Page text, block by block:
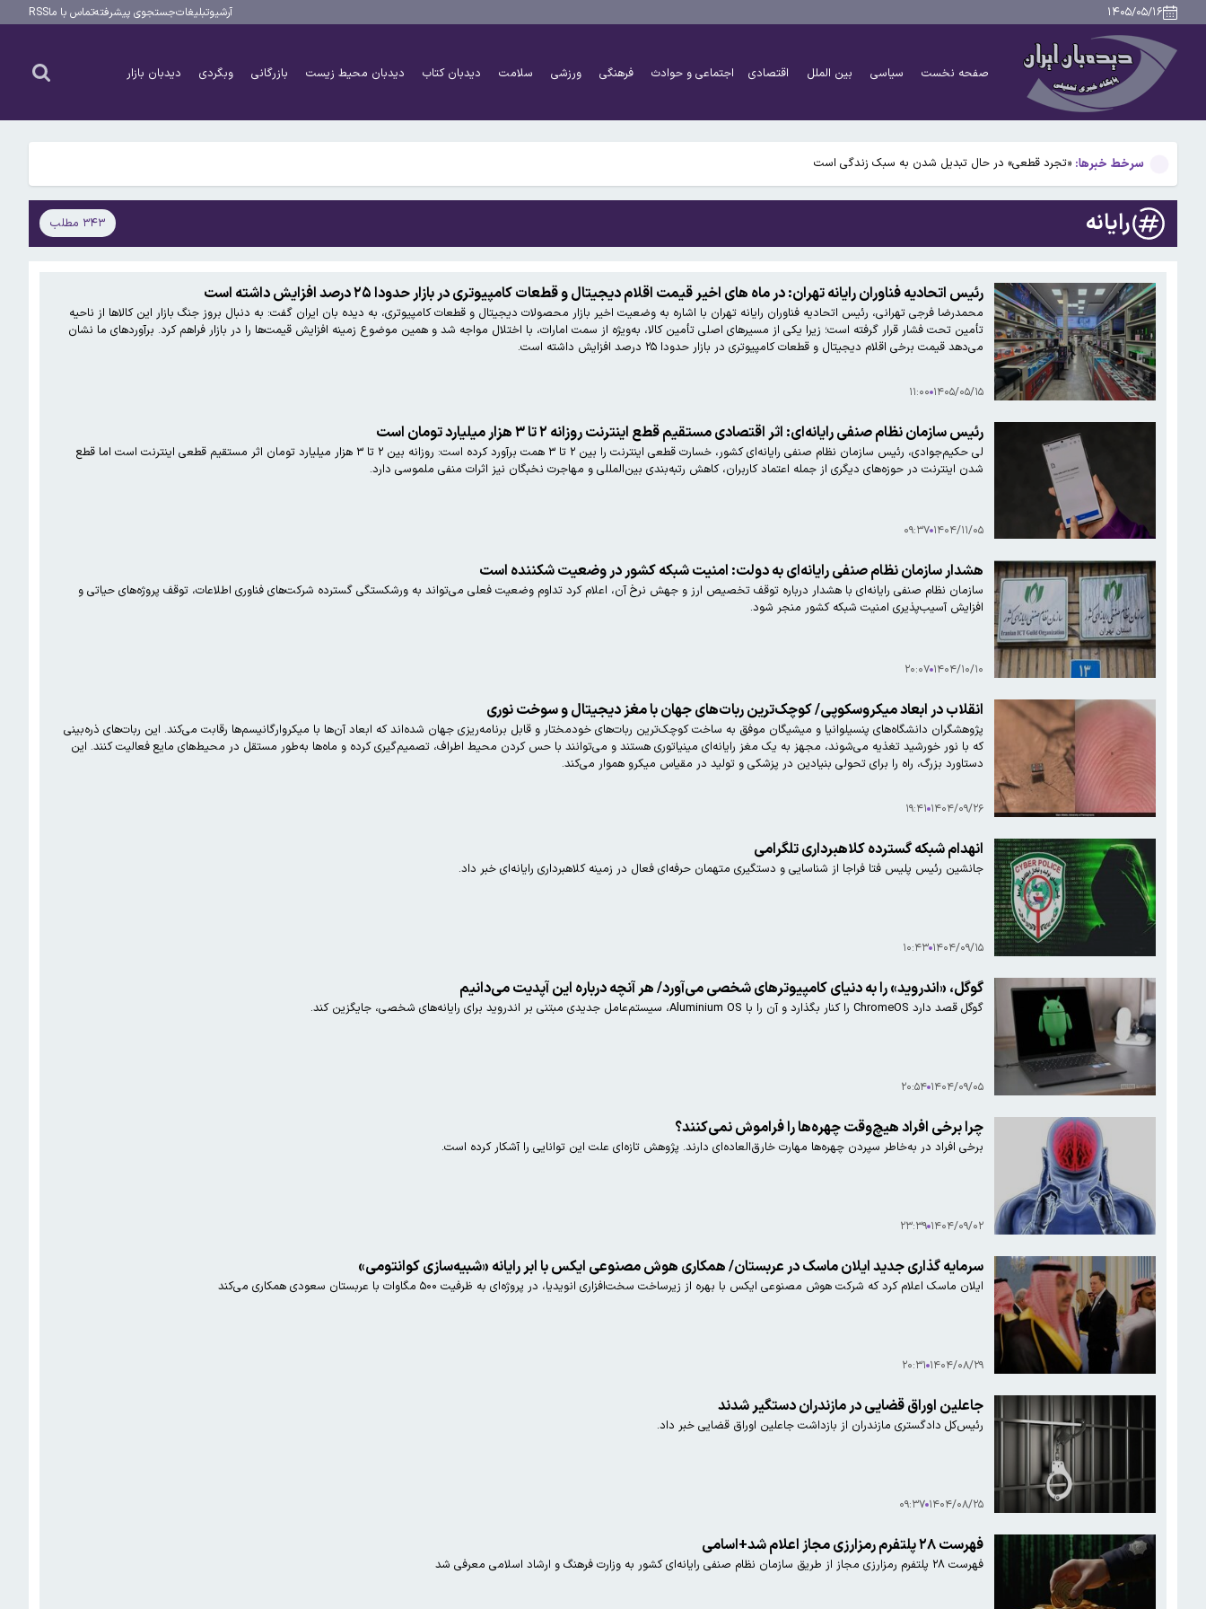
۱۴۰۵/۰۵/۱۶ آرشیوتبلیغاتجستجوی پیشرفتهتماس با ماRSS
صفحه نخست سیاسی بین الملل اقتصادی اجتماعی و حوادث فرهنگی ورزشی سلامت دیدبان کتاب دیدبان محیط زیست بازرگانی وبگردی دیدبان بازار
سرخط خبرها:
«توافقنامه دفاعی مکه» رسما امضا شد
اردوغان در جده و شهباز شریف در مکه/ «توافقنامه دفاعی مکه» رسما امضا شد
محسن رضایی درباره تنگه هرمز؛ ما هرگز اجازه باز شدن یک کریدور دوم در تنگه هرمز را نخواهیم داد
«تجرد قطعی» در حال تبدیل شدن به سبک زندگی است
قشقاوی:چارچوب کلی مذاکرات ایران و عمان بر سر تنگه هرمز تقریبا به توافق رسیده است
اردوغان در جده و شهباز شریف در مکه/ «توافقنامه دفاعی مکه» رسما امضا شد
محسن رضایی درباره تنگه هرمز؛ ما هرگز اجازه باز شدن یک کریدور دوم در تنگه هرمز را نخواهیم داد
رایانه ۳۴۳ مطلب
رئیس اتحادیه فناوران رایانه تهران: در ماه های اخیر قیمت اقلام دیجیتال و قطعات کامپیوتری در بازار حدودا ۲۵ درصد افزایش داشته است
محمدرضا فرجی تهرانی، رئیس اتحادیه فناوران رایانه تهران با اشاره به وضعیت اخیر بازار محصولات دیجیتال و قطعات کامپیوتری، به دیده بان ایران گفت: به دنبال بروز جنگ بازار این کالاها از ناحیه
تأمین تحت فشار قرار گرفته است؛ زیرا یکی از مسیرهای اصلی تأمین کالا، به‌ویژه از سمت امارات، با اختلال مواجه شد و همین موضوع زمینه افزایش قیمت‌ها را در بازار فراهم کرد. برآوردهای ما نشان
می‌دهد قیمت برخی اقلام دیجیتال و قطعات کامپیوتری در بازار حدودا ۲۵ درصد افزایش داشته است.
۱۴۰۵/۰۵/۱۵ ۱۱:۰۰
رئیس سازمان نظام صنفی رایانه‌ای: اثر اقتصادی مستقیم قطع اینترنت روزانه ۲ تا ۳ هزار میلیارد تومان است
لی حکیم‌جوادی، رئیس سازمان نظام صنفی رایانه‌ای کشور، خسارت قطعی اینترنت را بین ۲ تا ۳ همت برآورد کرده است: روزانه بین ۲ تا ۳ هزار میلیارد تومان اثر مستقیم قطعی اینترنت است اما قطع
شدن اینترنت در حوزه‌های دیگری از جمله اعتماد کاربران، کاهش رتبه‌بندی بین‌المللی و مهاجرت نخبگان نیز اثرات منفی ملموسی دارد.
۱۴۰۴/۱۱/۰۵ ۰۹:۳۷
هشدار سازمان نظام صنفی رایانه‌ای به دولت: امنیت شبکه کشور در وضعیت شکننده است
سازمان نظام صنفی رایانه‌ای با هشدار درباره توقف تخصیص ارز و جهش نرخ آن، اعلام کرد تداوم وضعیت فعلی می‌تواند به ورشکستگی گسترده شرکت‌های فناوری اطلاعات، توقف پروژه‌های حیاتی و
افزایش آسیب‌پذیری امنیت شبکه کشور منجر شود.
۱۴۰۴/۱۰/۱۰ ۲۰:۰۷
انقلاب در ابعاد میکروسکوپی/ کوچک‌ترین ربات‌های جهان با مغز دیجیتال و سوخت نوری
پژوهشگران دانشگاه‌های پنسیلوانیا و میشیگان موفق به ساخت کوچک‌ترین ربات‌های خودمختار و قابل برنامه‌ریزی جهان شده‌اند که ابعاد آن‌ها با میکروارگانیسم‌ها رقابت می‌کند. این ربات‌های ذره‌بینی
که با نور خورشید تغذیه می‌شوند، مجهز به یک مغز رایانه‌ای مینیاتوری هستند و می‌توانند با حس کردن محیط اطراف، تصمیم‌گیری کرده و ماه‌ها به‌طور مستقل در محیط‌های مایع فعالیت کنند. این
دستاورد بزرگ، راه را برای تحولی بنیادین در پزشکی و تولید در مقیاس میکرو هموار می‌کند.
۱۴۰۴/۰۹/۲۶ ۱۹:۴۱
انهدام شبکه گسترده کلاهبرداری تلگرامی
جانشین رئیس پلیس فتا فراجا از شناسایی و دستگیری متهمان حرفه‌ای فعال در زمینه کلاهبرداری رایانه‌ای خبر داد.
۱۴۰۴/۰۹/۱۵ ۱۰:۴۳
گوگل، «اندروید» را به دنیای کامپیوترهای شخصی می‌آورد/ هر آنچه درباره این آپدیت می‌دانیم
گوگل قصد دارد ChromeOS را کنار بگذارد و آن را با Aluminium OS، سیستم‌عامل جدیدی مبتنی بر اندروید برای رایانه‌های شخصی، جایگزین کند.
۱۴۰۴/۰۹/۰۵ ۲۰:۵۴
چرا برخی افراد هیچ‌وقت چهره‌ها را فراموش نمی‌کنند؟
برخی افراد در به‌خاطر سپردن چهره‌ها مهارت خارق‌العاده‌ای دارند. پژوهش تازه‌ای علت این توانایی را آشکار کرده است.
۱۴۰۴/۰۹/۰۲ ۲۳:۳۹
سرمایه گذاری جدید ایلان ماسک در عربستان/ همکاری هوش مصنوعی ایکس با ابر رایانه‌ «شبیه‌سازی کوانتومی»
ایلان ماسک اعلام کرد که شرکت هوش مصنوعی ایکس با بهره از زیرساخت سخت‌افزاری انویدیا، در پروژه‌ای به ظرفیت ۵۰۰ مگاوات با عربستان سعودی همکاری می‌کند
۱۴۰۴/۰۸/۲۹ ۲۰:۳۱
جاعلین اوراق قضایی در مازندران دستگیر شدند
رئیس‌کل دادگستری مازندران از بازداشت جاعلین اوراق قضایی خبر داد.
۱۴۰۴/۰۸/۲۵ ۰۹:۳۷
فهرست ۲۸ پلتفرم رمزارزی مجاز اعلام شد+اسامی
فهرست ۲۸ پلتفرم رمزارزی مجاز از طریق سازمان نظام صنفی رایانه‌ای کشور به وزارت فرهنگ و ارشاد اسلامی معرفی‌ شد